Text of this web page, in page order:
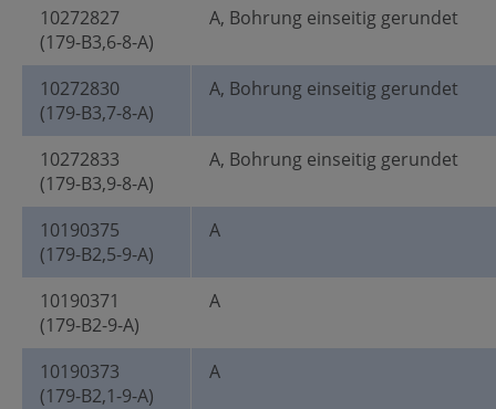
10272827
(179-B3,6-8-A)
A, Bohrung einseitig gerundet
10272830
(179-B3,7-8-A)
A, Bohrung einseitig gerundet
10272833
(179-B3,9-8-A)
A, Bohrung einseitig gerundet
10190375
(179-B2,5-9-A)
A
10190371
(179-B2-9-A)
A
10190373
(179-B2,1-9-A)
A